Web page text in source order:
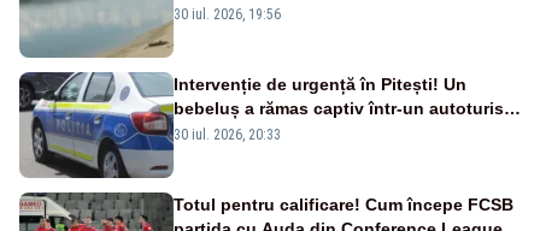
la Cernavodă ar putea fi oprit
30 iul. 2026, 19:56
Intervenție de urgență în Pitești! Un
bebeluș a rămas captiv într-un autoturism
din cauza unei defecțiuni
30 iul. 2026, 20:33
Totul pentru calificare! Cum începe FCSB